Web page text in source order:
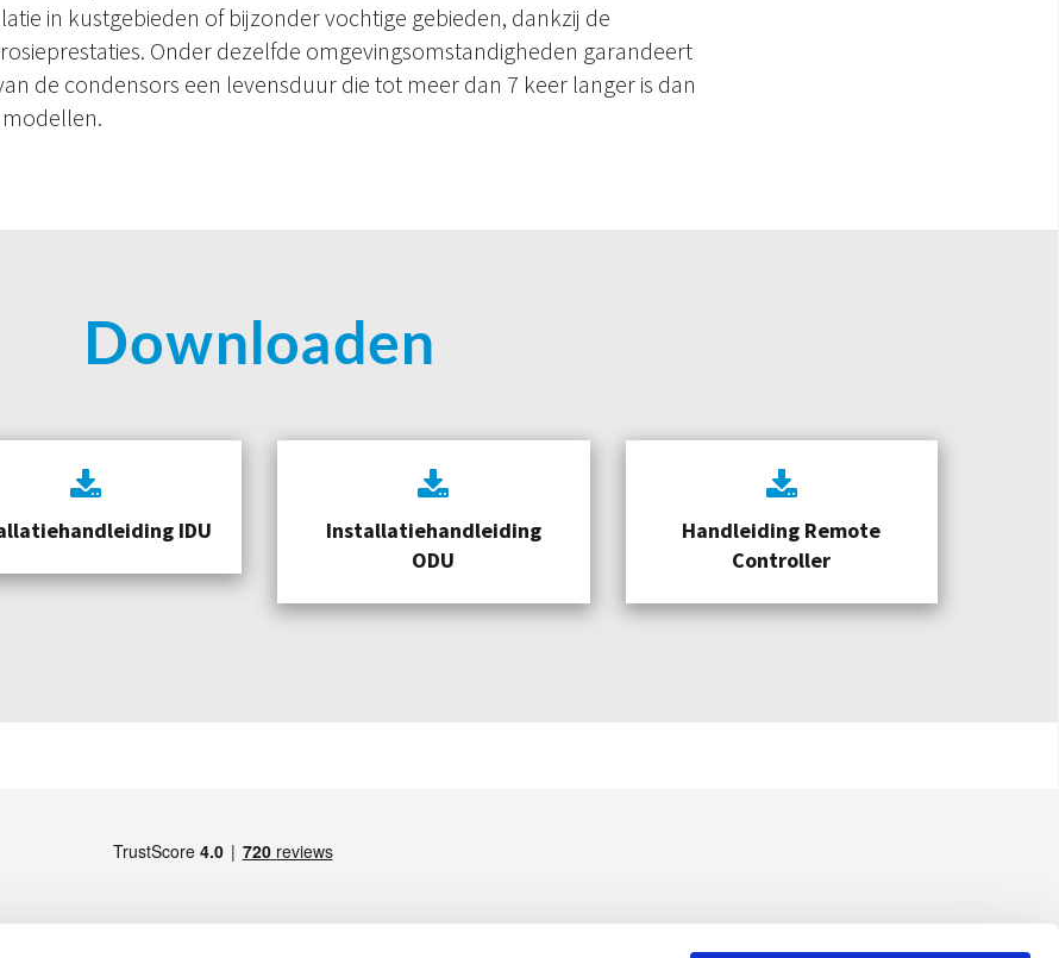
in kustgebieden of bijzonder vochtige gebieden, dankzij de
Onder dezelfde omgevingsomstandigheden garandeert
de condensors een levensduur die tot meer dan 7 keer langer is dan
Downloaden
IDU
Installatiehandleiding
ODU
Handleiding Remote
Controller